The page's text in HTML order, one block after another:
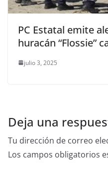
PC Estatal emite
huracán “Flossie”
julio 3, 2025
Deja una
Tu dirección de correo
Los campos obligatorios